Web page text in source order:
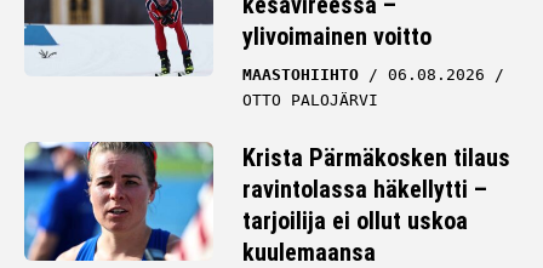
ylivoimainen voitto
MAASTOHIIHTO
06.08.2026
OTTO PALOJÄRVI
Krista Pärmäkosken tilaus
ravintolassa häkellytti –
tarjoilija ei ollut uskoa
kuulemaansa